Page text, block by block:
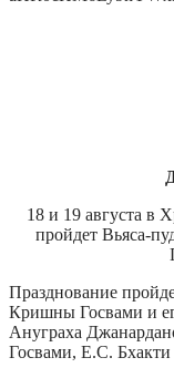
18 и 19 августа
пройдет Вьяса-
Празднование
Кришны Госвами и
Ануграха
Госвами, Е.С.